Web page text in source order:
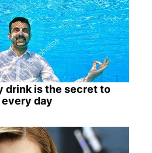
drink is the secret to
day